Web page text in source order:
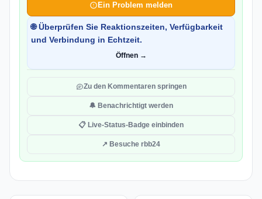
Ein Problem melden
🌐 Überprüfen Sie Reaktionszeiten, Verfügbarkeit
und Verbindung in Echtzeit.
Öffnen →
Zu den Kommentaren springen
🔔 Benachrichtigt werden
📋 Live-Status-Badge einbinden
↗ Besuche rbb24